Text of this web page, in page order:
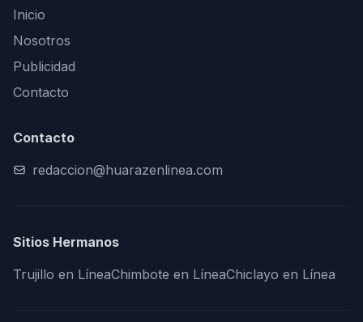
Inicio
Nosotros
Publicidad
Contacto
Contacto
redaccion@huarazenlinea.com
Sitios Hermanos
Trujillo en LíneaChimbote en LíneaChiclayo en Línea